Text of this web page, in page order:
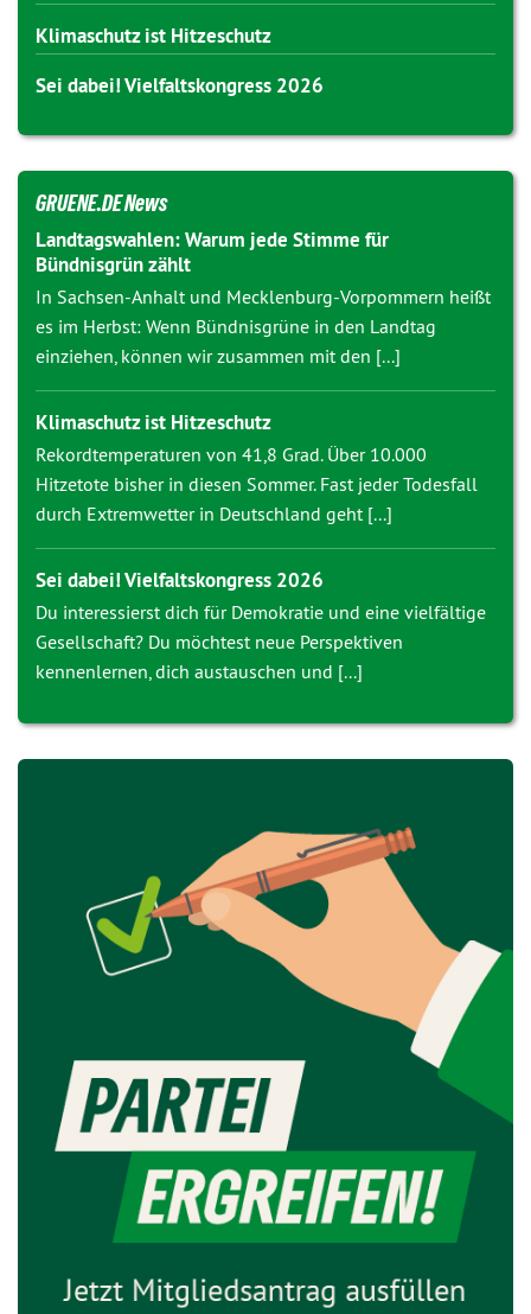
Klimaschutz ist Hitzeschutz
Sei dabei! Vielfaltskongress 2026
GRUENE.DE News
Landtagswahlen: Warum jede Stimme für
Bündnisgrün zählt
In Sachsen-Anhalt und Mecklenburg-Vorpommern heißt
es im Herbst: Wenn Bündnisgrüne in den Landtag
einziehen, können wir zusammen mit den [...]
Klimaschutz ist Hitzeschutz
Rekordtemperaturen von 41,8 Grad. Über 10.000
Hitzetote bisher in diesen Sommer. Fast jeder Todesfall
durch Extremwetter in Deutschland geht [...]
Sei dabei! Vielfaltskongress 2026
Du interessierst dich für Demokratie und eine vielfältige
Gesellschaft? Du möchtest neue Perspektiven
kennenlernen, dich austauschen und [...]